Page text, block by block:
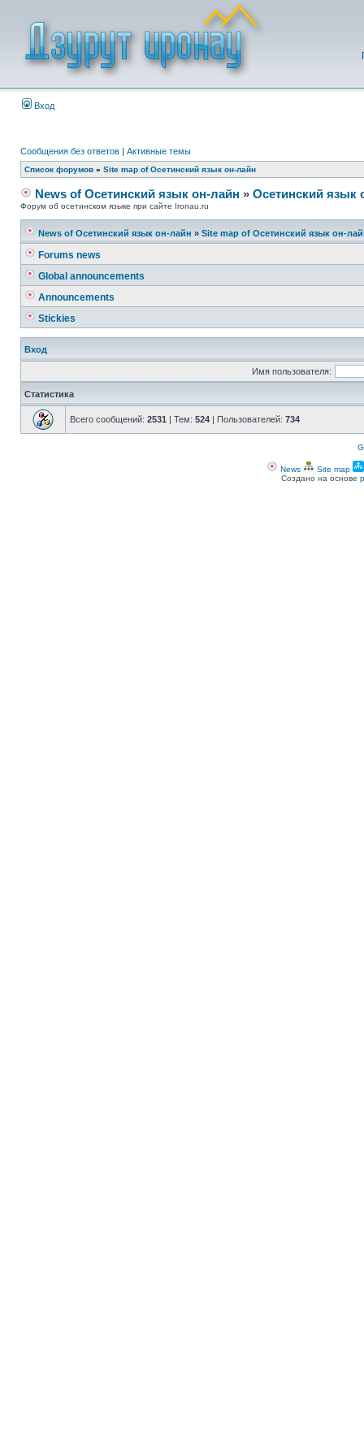
Вход
Сообщения без ответов | Активные темы
Список форумов » Site map of Осетинский язык он-лайн
News of Осетинский язык он-лайн » Осетинский язык
Форум об осетинском языке при сайте Ironau.ru
News of Осетинский язык он-лайн » Site map of Осетинский язык он-
Forums news
Global announcements
Announcements
Stickies
Вход
Имя пользователя:
Статистика
Всего сообщений: 2531 | Тем: 524 | Пользователей: 734
News Site map
Создано на основе